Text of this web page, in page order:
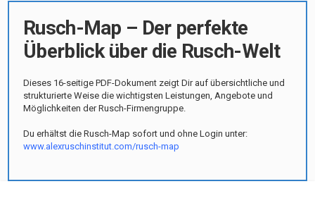
Rusch-Map – Der perfekte
Überblick über die Rusch-Welt
Dieses 16-seitige PDF-Dokument zeigt Dir auf übersichtliche und
strukturierte Weise die wichtigsten Leistungen, Angebote und
Möglichkeiten der Rusch-Firmengruppe.
Du erhältst die Rusch-Map sofort und ohne Login unter:
www.alexruschinstitut.com/rusch-map